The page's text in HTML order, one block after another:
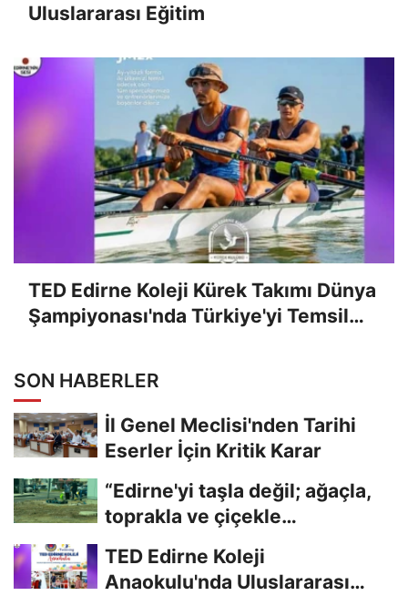
Uluslararası Eğitim
TED Edirne Koleji Kürek Takımı Dünya
Şampiyonası'nda Türkiye'yi Temsil
SON HABERLER
İl Genel Meclisi'nden Tarihi
Eserler İçin Kritik Karar
“Edirne'yi taşla değil; ağaçla,
toprakla ve çiçekle
TED Edirne Koleji
Anaokulu'nda Uluslararası